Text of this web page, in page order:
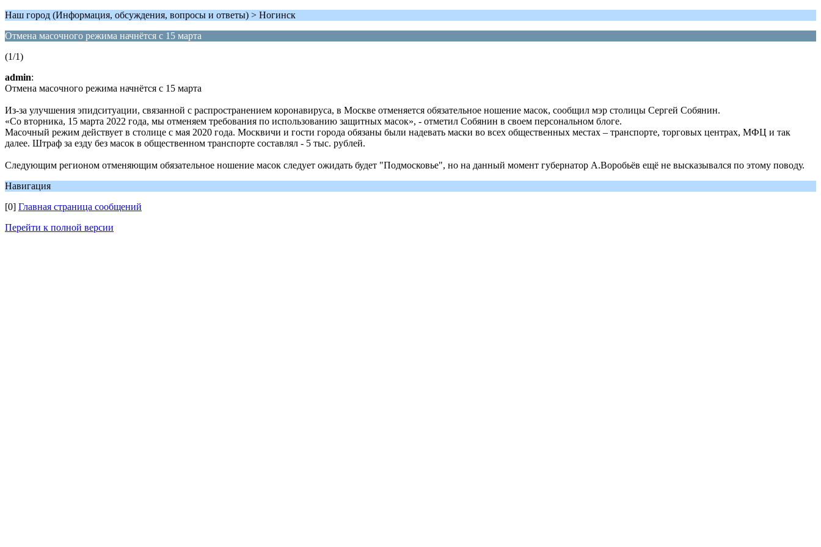
Наш город (Информация, обсуждения, вопросы и ответы) > Ногинск
Отмена масочного режима начнётся с 15 марта
(1/1)
admin:
Отмена масочного режима начнётся с 15 марта
Из-за улучшения эпидситуации, связанной с распространением коронавируса, в Москве отменяется обязательное ношение масок, сообщил мэр столицы Сергей Собянин.
«Со вторника, 15 марта 2022 года, мы отменяем требования по использованию защитных масок», - отметил Собянин в своем персональном блоге.
Масочный режим действует в столице с мая 2020 года. Москвичи и гости города обязаны были надевать маски во всех общественных местах – транспорте, торговых центрах, МФЦ и так
далее. Штраф за езду без масок в общественном транспорте составлял - 5 тыс. рублей.
Следующим регионом отменяющим обязательное ношение масок следует ожидать будет "Подмосковье", но на данный момент губернатор А.Воробьёв ещё не высказывался по этому поводу.
Навигация
[0] Главная страница сообщений
Перейти к полной версии